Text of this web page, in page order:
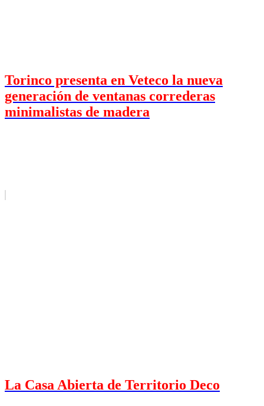
Torinco presenta en Veteco la nueva
generación de ventanas correderas
minimalistas de madera
La Casa Abierta de Territorio Deco